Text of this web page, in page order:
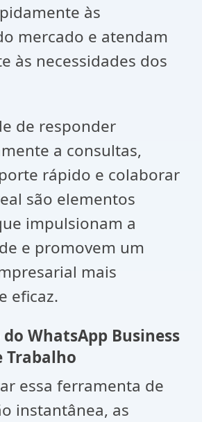
às
mercado e atendam
às necessidades dos
de responder
a consultas,
rápido e colaborar
são elementos
impulsionam a
e promovem um
mais
eficaz.
WhatsApp Business
Trabalho
essa ferramenta de
instantânea, as